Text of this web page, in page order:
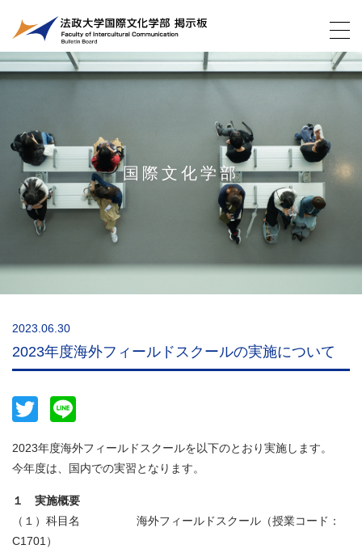
国際文化学部
2023.06.30
2023年度海外フィールドスクールの実施について
Twitter
2023年度海外フィールドスクールを以下のとおり実施します。
今年度は、国内での実習となります。
１ 実施概要
（１）科目名 海外フィールドスクール（授業コード：
C1701）